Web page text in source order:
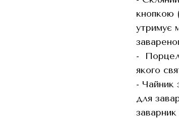
кнопкою
утримує
-
якого
- Чайник
для
заварник